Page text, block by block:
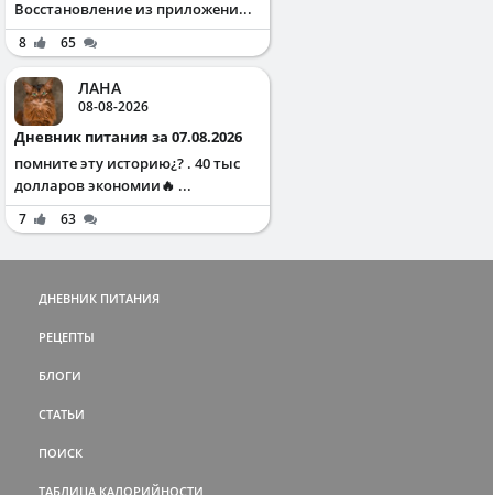
Восстановление из приложени...
8 65
ЛАНА
08-08-2026
Дневник питания за 07.08.2026
помните эту историю¿? . 40 тыс
долларов экономии🔥 ...
7 63
ДНЕВНИК ПИТАНИЯ
РЕЦЕПТЫ
БЛОГИ
СТАТЬИ
ПОИСК
ТАБЛИЦА КАЛОРИЙНОСТИ